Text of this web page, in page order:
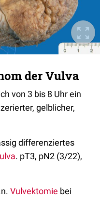
der Vulva
von 3 bis 8 Uhr ein
gelblicher,
differenziertes
. pT3, pN2 (3/22),
Vulvektomie bei